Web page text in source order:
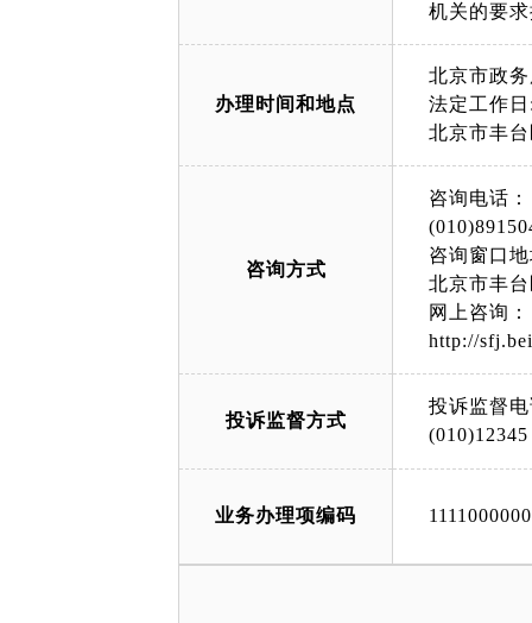
机关的要
办理时间和地点
北京市政
法定工作
北京市丰
咨询方式
咨询电话：
咨询窗口
北京市丰
网上咨询：
http://
投诉监督方式
投诉监督
(010)12345
业务办理项编码